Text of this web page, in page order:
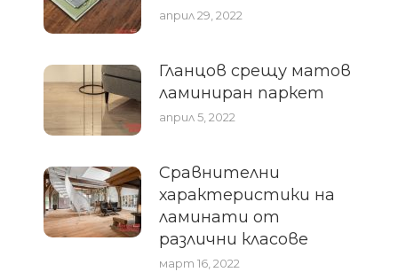
април 29, 2022
Гланцов срещу матов
ламиниран паркет
април 5, 2022
Сравнителни
характеристики на
ламинати от
различни класове
март 16, 2022